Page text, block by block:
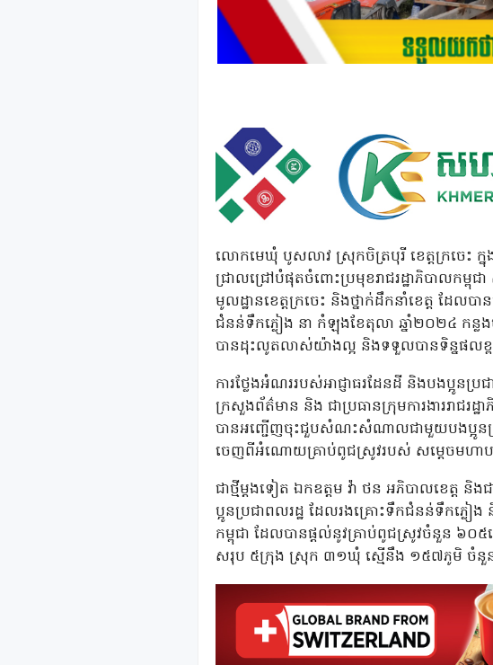
លោកមេឃុំ បូសលាវ ស្រុកចិត្របុរី ខេត្តក្រចេះ
ជ្រាលជ្រៅបំផុតចំពោះប្រមុខរាជរដ្ឋាភិបាលកម្ពុជ
មូលដ្ឋានខេត្តក្រចេះ និងថ្នាក់ដឹកនាំខេត្ត ដែ
ជំនន់ទឹកភ្លៀង នា កំឡុងខែតុលា ឆ្នាំ២០២៤ កន្
បានដុះលូតលាស់យ៉ាងល្អ និងទទួលបានទិន្នផល
ការថ្លែងអំណររបស់អាជ្ញាធរដែនដី និងបងប្អូនប្រ
ក្រសួងព័ត៌មាន និង ជាប្រធានក្រុមការងាររាជរដ្
បានអញ្ជើញចុះជួបសំណះសំណាលជាមួយបងប្អូនប្
ចេញពីអំណោយគ្រាប់ពូជស្រូវរបស់ សម្តេចមហាប
ជាថ្មីម្តងទៀត ឯកឧត្តម វ៉ា ថន អភិបាលខេត្ត និង
ប្អូនប្រជាពលរដ្ឋ ដែលរងគ្រោះទឹកជំនន់ទឹកភ្លៀ
កម្ពុជា ដែលបានផ្តល់នូវគ្រាប់ពូជស្រូវចំនួន ៦
សរុប ៥ក្រុង ស្រុក ៣១ឃុំ ស្មើនឹង ១៥៧ភូមិ ចំនួន